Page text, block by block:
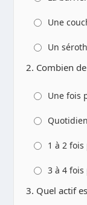
Une
Un
2. Combien
Une fois
1 à 2
3 à 4
3. Quel actif